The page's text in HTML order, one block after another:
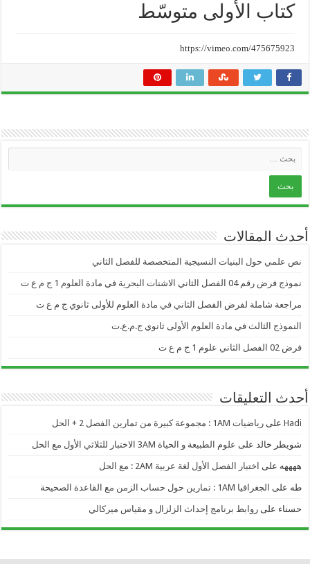
كتاب الأولى متوسّط
https://vimeo.com/475675923
أحدث المقالات
نص علمي حول البنيات النسيجية المتخصصة للفصل الثاني
نموذج فرض رقم 04 الفصل الثاني الاشنات البحرية في مادة العلوم 1 ج م ع ت
مراجعة شاملة لفرض الفصل الثاني في مادة العلوم للأولى ثانوي ج م ع ت
النموذج الثالث في مادة العلوم الأولى ثانوي ج.م.ع.ت
فرض 02 الفصل الثاني علوم 1 ج م ع ت
أحدث التعليقات
Hadi علىرياضيات 1AM : مجموعة كبيرة من تمارين الفصل 2 + الحل
شويطر خالد على علوم الطبيعة و الحياة 3AM الاختبار للثلاثي الأول مع الحل
ههههه على اختبار الفصل الأول لغة عربية 2AM : مع الحل
طه على الجغرافيا 1AM : تمارين حول حساب الزمن مع القاعدة الصحيحة
حسناء علىروابط برنامج إحداث الزلزال و مقياس ميركالي